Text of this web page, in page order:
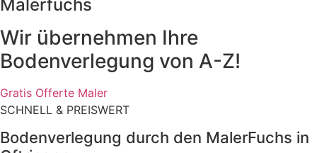
Malerfuchs
Wir übernehmen Ihre
Bodenverlegung von A-Z!
Gratis Offerte Maler
SCHNELL & PREISWERT
Bodenverlegung durch den MalerFuchs in